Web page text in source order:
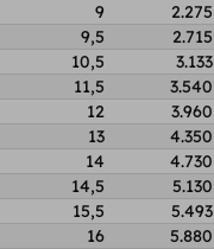
9
2.275
9,5
2.715
10,5
3.133
11,5
3.540
12
3.960
13
4.350
14
4.730
14,5
5.130
15,5
5.493
16
5.880